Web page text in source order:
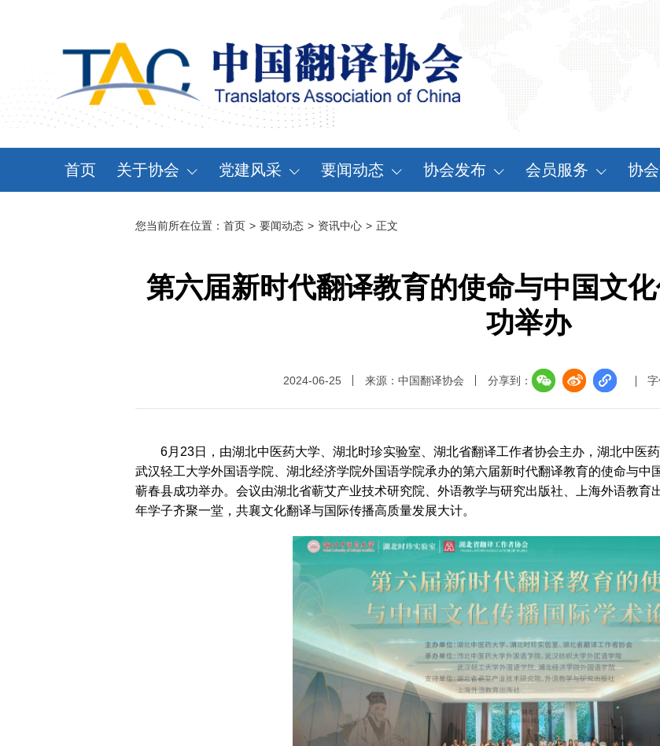
首页 关于协会
分支机构
编
党建风采
学习天地
要闻动态
会员动态
协会发布
认证服务
会员服务
缴费说明
注册须知
协
亚
韩素音
您当前所在位置： 首页 > 要闻动态 > 资讯中心 > 正文
第六届新时代翻译教育的使命与中国文
功举办
2024-06-25 来源：中国翻译协会 分享到： 字
6月23日，由湖北中医药大学、湖北时珍实验室、湖北省翻译工作者协会主办，湖北中医
武汉轻工大学外国语学院、湖北经济学院外国语学院承办的第六届新时代翻译教育的使命与
蕲春县成功举办。会议由湖北省蕲艾产业技术研究院、外语教学与研究出版社、上海外语教育
年学子齐聚一堂，共襄文化翻译与国际传播高质量发展大计。